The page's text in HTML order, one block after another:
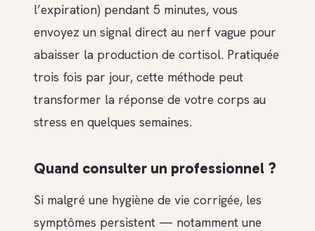
l’expiration) pendant 5 minutes, vous
envoyez un signal direct au nerf vague pour
abaisser la production de cortisol. Pratiquée
trois fois par jour, cette méthode peut
transformer la réponse de votre corps au
stress en quelques semaines.
Quand consulter un professionnel ?
Si malgré une hygiène de vie corrigée, les
symptômes persistent — notamment une